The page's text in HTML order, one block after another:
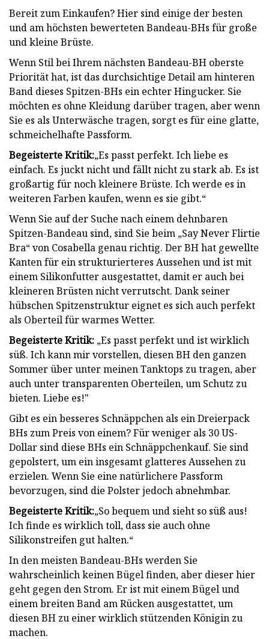
Bereit zum Einkaufen? Hier sind einige der besten
und am höchsten bewerteten Bandeau-BHs für große
und kleine Brüste.
Wenn Stil bei Ihrem nächsten Bandeau-BH oberste
Priorität hat, ist das durchsichtige Detail am hinteren
Band dieses Spitzen-BHs ein echter Hingucker. Sie
möchten es ohne Kleidung darüber tragen, aber wenn
Sie es als Unterwäsche tragen, sorgt es für eine glatte,
schmeichelhafte Passform.
Begeisterte Kritik:„Es passt perfekt. Ich liebe es
einfach. Es juckt nicht und fällt nicht zu stark ab. Es ist
großartig für noch kleinere Brüste. Ich werde es in
weiteren Farben kaufen, wenn es sie gibt.“
Wenn Sie auf der Suche nach einem dehnbaren
Spitzen-Bandeau sind, sind Sie beim „Say Never Flirtie
Bra“ von Cosabella genau richtig. Der BH hat gewellte
Kanten für ein strukturierteres Aussehen und ist mit
einem Silikonfutter ausgestattet, damit er auch bei
kleineren Brüsten nicht verrutscht. Dank seiner
hübschen Spitzenstruktur eignet es sich auch perfekt
als Oberteil für warmes Wetter.
Begeisterte Kritik: „Es passt perfekt und ist wirklich
süß. Ich kann mir vorstellen, diesen BH den ganzen
Sommer über unter meinen Tanktops zu tragen, aber
auch unter transparenten Oberteilen, um Schutz zu
bieten. Liebe es!"
Gibt es ein besseres Schnäppchen als ein Dreierpack
BHs zum Preis von einem? Für weniger als 30 US-
Dollar sind diese BHs ein Schnäppchenkauf. Sie sind
gepolstert, um ein insgesamt glatteres Aussehen zu
erzielen. Wenn Sie eine natürlichere Passform
bevorzugen, sind die Polster jedoch abnehmbar.
Begeisterte Kritik:„So bequem und sieht so süß aus!
Ich finde es wirklich toll, dass sie auch ohne
Silikonstreifen gut halten.“
In den meisten Bandeau-BHs werden Sie
wahrscheinlich keinen Bügel finden, aber dieser hier
geht gegen den Strom. Er ist mit einem Bügel und
einem breiten Band am Rücken ausgestattet, um
diesen BH zu einer wirklich stützenden Königin zu
machen.